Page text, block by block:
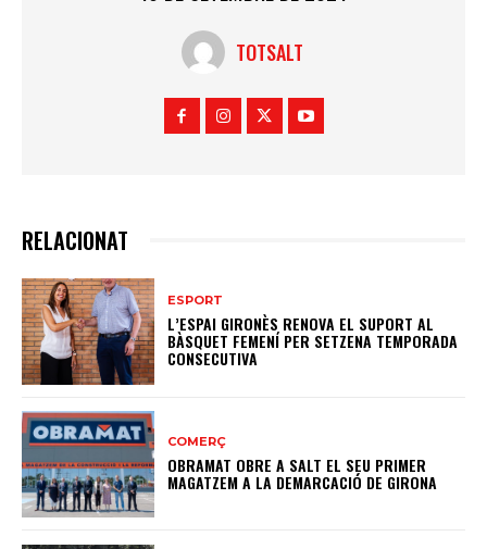
TOTSALT
RELACIONAT
ESPORT
L’ESPAI GIRONÈS RENOVA EL SUPORT AL
BÀSQUET FEMENÍ PER SETZENA TEMPORADA
CONSECUTIVA
COMERÇ
OBRAMAT OBRE A SALT EL SEU PRIMER
MAGATZEM A LA DEMARCACIÓ DE GIRONA